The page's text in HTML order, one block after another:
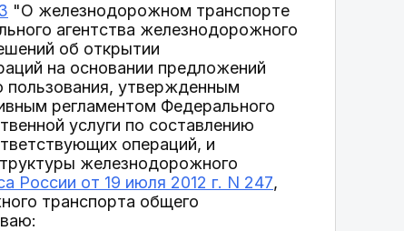
"О железнодорожном транспорте
агентства железнодорожного
об открытии
на основании предложений
пользования, утвержденным
регламентом Федерального
услуги по составлению
операций, и
железнодорожного
России от 19 июля 2012 г. N 247,
транспорта общего